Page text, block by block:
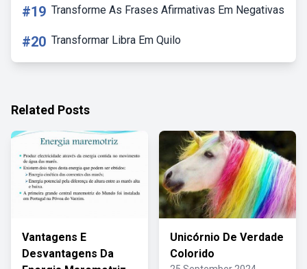
#19 Transforme As Frases Afirmativas Em Negativas
#20 Transformar Libra Em Quilo
Related Posts
Vantagens E
Desvantagens Da
Unicórnio De Verdade
Colorido